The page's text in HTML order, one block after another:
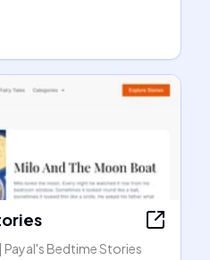
Bedtime Stories